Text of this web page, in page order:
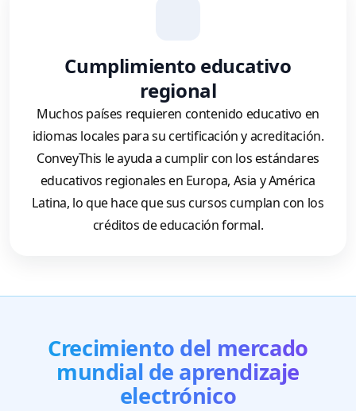
Cumplimiento educativo
regional
Muchos países requieren contenido educativo en
idiomas locales para su certificación y acreditación.
ConveyThis le ayuda a cumplir con los estándares
educativos regionales en Europa, Asia y América
Latina, lo que hace que sus cursos cumplan con los
créditos de educación formal.
Crecimiento del mercado
mundial de aprendizaje
electrónico